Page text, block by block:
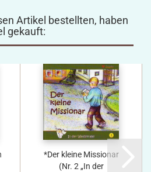
Artikel bestellten, haben
gekauft:
*Der kleine Missionar
(Nr. 2 „In der